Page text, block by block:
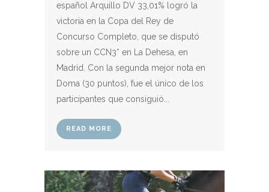
español Arquillo DV 33,01% logró la
victoria en la Copa del Rey de
Concurso Completo, que se disputó
sobre un CCN3* en La Dehesa, en
Madrid. Con la segunda mejor nota en
Doma (30 puntos), fue el único de los
participantes que consiguió...
READ MORE